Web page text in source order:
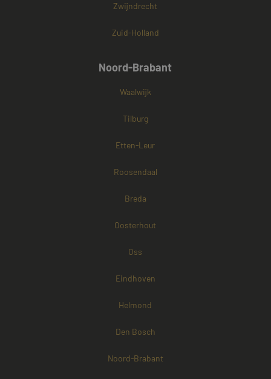
Zwijndrecht
Zuid-Holland
Noord-Brabant
Waalwijk
Tilburg
Etten-Leur
Roosendaal
Breda
Oosterhout
Oss
Eindhoven
Helmond
Den Bosch
Noord-Brabant